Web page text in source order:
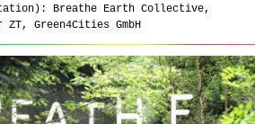
Breathe Earth Collective,
Green4Cities GmbH